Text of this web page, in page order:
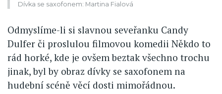
Dívka se saxofonem: Martina Fialová
Odmyslíme-li si slavnou seveřanku Candy
Dulfer či proslulou filmovou komedii Někdo to
rád horké, kde je ovšem beztak všechno trochu
jinak, byl by obraz dívky se saxofonem na
hudební scéně věcí dosti mimořádnou.